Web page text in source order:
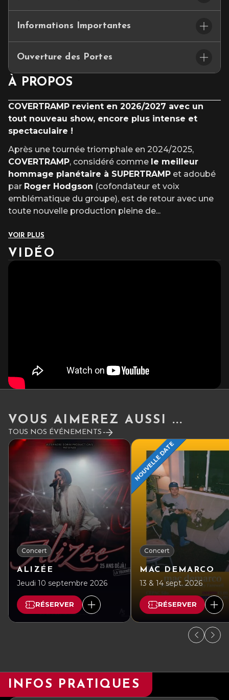
LA CAPITAINERIE DU CEPAC SILO.
tapas
————————————
ACCÈS & PARKING
Les parkings INDIGO & Q-PARK, à proximité du
Cepac Silo, vous proposent des forfaits parking à
venue.
Informations Importantes
Ouverture des Portes
🚪 Ouverture des portes : 18h30
L’équipe du Cepac Silo fait son maximum pour commencer le
spectacle à l’heure. Nous vous recommandons d’arriver 30
min minimum avant le début du spectacle.
À PROPOS
COVERTRAMP revient en 2026/2027 avec un
tout nouveau show, encore plus intense et
spectaculaire !
Après une tournée triomphale en 2024/2025,
COVERTRAMP, considéré comme le meilleur
hommage planétaire à SUPERTRAMP et adoubé
par Roger Hodgson (cofondateur et voix
emblématique du groupe), est de retour avec une
toute nouvelle production pleine de...
VOIR PLUS
VIDÉO
VOUS AIMEREZ AUSSI ...
TOUS NOS ÉVÉNEMENTS
Concert
ALIZÉE
Jeudi 10 septembre 2026
RÉSERVER
NOUVELLE DATE
Concert
MAC DEMARCO
13 & 14 sept. 2026
RÉSERVER
INFOS PRATIQUES